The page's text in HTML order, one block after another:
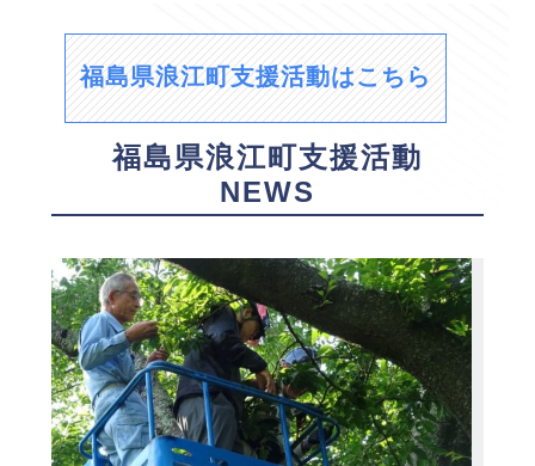
福島県浪江町支援活動はこちら
福島県浪江町支援活動
NEWS